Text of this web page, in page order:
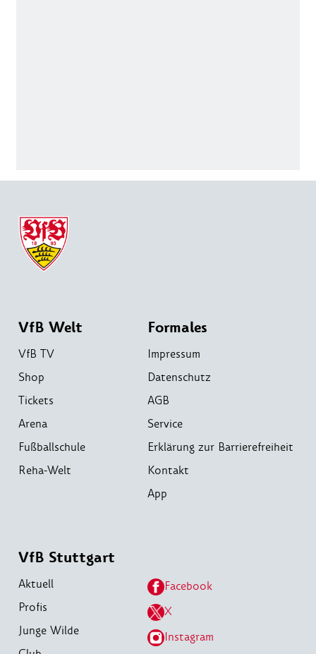
VfB Welt
VfB TV
Shop
Tickets
Arena
Fußballschule
Reha-Welt
Formales
Impressum
Datenschutz
AGB
Service
Erklärung zur Barrierefreiheit
Kontakt
App
VfB Stuttgart
Aktuell
Profis
Junge Wilde
Facebook
X
Instagram